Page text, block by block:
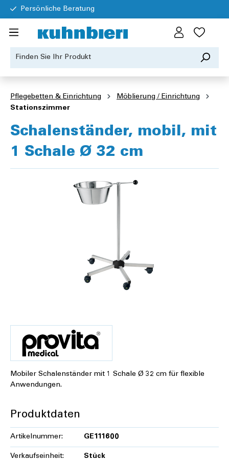
Persönliche Beratung
Pflegebetten & Einrichtung
Möblierung / Einrichtung
Stationszimmer
Schalenständer, mobil, mit
1 Schale Ø 32 cm
Mobiler Schalenständer mit 1 Schale Ø 32 cm für flexible
Anwendungen.
Produktdaten
Artikelnummer: GE111600
Verkaufseinheit: Stück